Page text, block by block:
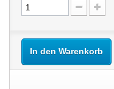
In den Warenkorb